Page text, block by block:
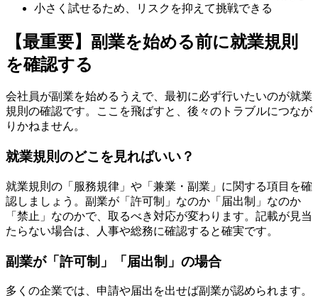
小さく試せるため、リスクを抑えて挑戦できる
【最重要】副業を始める前に就業規則
を確認する
会社員が副業を始めるうえで、最初に必ず行いたいのが就業
規則の確認です。ここを飛ばすと、後々のトラブルにつなが
りかねません。
就業規則のどこを見ればいい？
就業規則の「服務規律」や「兼業・副業」に関する項目を確
認しましょう。副業が「許可制」なのか「届出制」なのか
「禁止」なのかで、取るべき対応が変わります。記載が見当
たらない場合は、人事や総務に確認すると確実です。
副業が「許可制」「届出制」の場合
多くの企業では、申請や届出を出せば副業が認められます。